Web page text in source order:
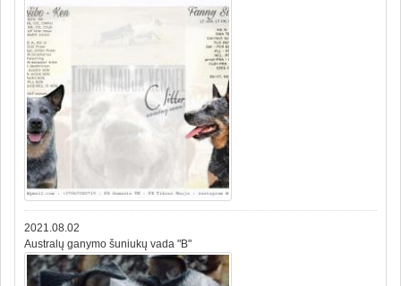
2021.08.02
Australų ganymo šuniukų vada "B"